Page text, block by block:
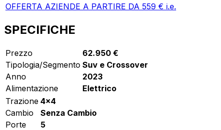
OFFERTA AZIENDE A PARTIRE DA 559 € i.e.
SPECIFICHE
Prezzo
62.950 €
Tipologia/Segmento Suv e Crossover
Anno
2023
Alimentazione
Elettrico
Trazione 4x4
Cambio
Senza Cambio
Porte
5